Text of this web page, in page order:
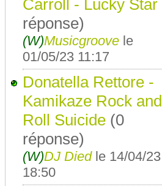
Carroll - Lucky Star
réponse)
(W)Musicgroove le
01/05/23 11:17
Donatella Rettore -
Kamikaze Rock and
Roll Suicide (0
réponse)
(W)DJ Died le 14/04/23
18:50